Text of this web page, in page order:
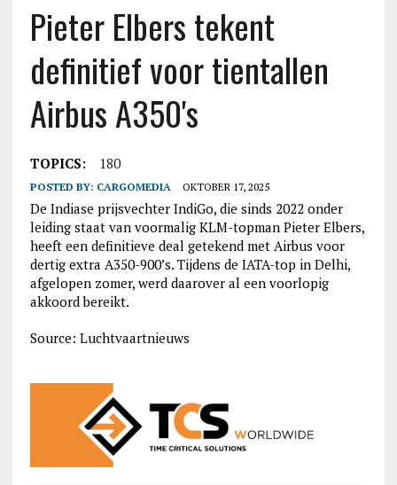
Pieter Elbers tekent
definitief voor tientallen
Airbus A350's
TOPICS: 180
POSTED BY: CARGOMEDIA OKTOBER 17, 2025
De Indiase prijsvechter IndiGo, die sinds 2022 onder
leiding staat van voormalig KLM-topman Pieter Elbers,
heeft een definitieve deal getekend met Airbus voor
dertig extra A350-900’s. Tijdens de IATA-top in Delhi,
afgelopen zomer, werd daarover al een voorlopig
akkoord bereikt.
Source: Luchtvaartnieuws